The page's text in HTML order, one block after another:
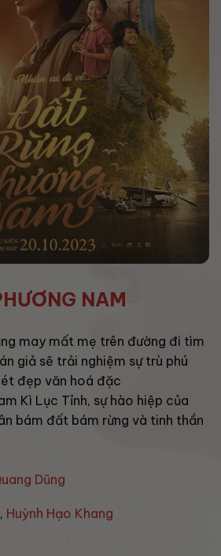
NAM
may mất mẹ trên đường đi tìm
giả sẽ trải nghiệm sự trù phú
đẹp văn hoá đặc
Kì Lục Tỉnh, sự hào hiệp của
bám đất bám rừng và tinh thần
Dũng
, Huỳnh Hạo Khang